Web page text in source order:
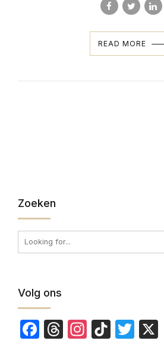
READ MORE
Zoeken
Volg ons
Facebook
Threads
Instagram
TikTok